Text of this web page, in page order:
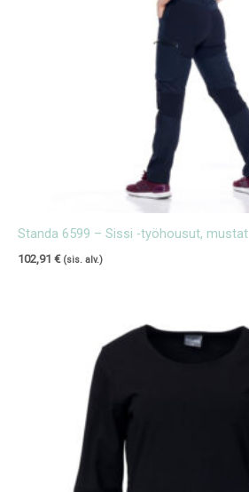
Standa 6599 – Sissi -työhousut, mustat
102,91 € (sis. alv.)